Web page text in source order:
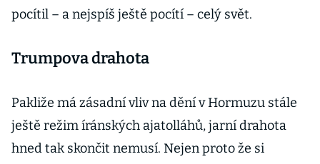
pocítil – a nejspíš ještě pocítí – celý svět.
Trumpova drahota
Pakliže má zásadní vliv na dění v Hormuzu stále
ještě režim íránských ajatolláhů, jarní drahota
hned tak skončit nemusí. Nejen proto že si